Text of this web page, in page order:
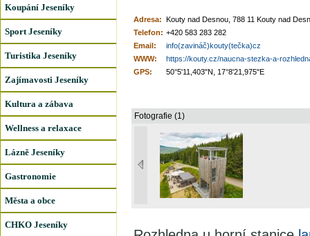
Koupání Jeseníky
Sport Jeseníky
Turistika Jeseníky
Zajímavosti Jeseníky
Kultura a zábava
Wellness a relaxace
Lázně Jeseníky
Gastronomie
Města a obce
CHKO Jeseníky
Adresa: Kouty nad Desnou, 788 11 Kouty nad
Telefon: +420 583 283 282
Email:
info(zavináč)kouty(tečka)cz
WWW:
https://kouty.cz/naucna-stezka-a-
GPS:
50°5'11,403"N, 17°8'21,975"E
Fotografie (1)